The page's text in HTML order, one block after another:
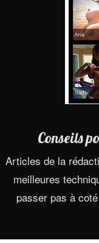
Conseils
Articles de la
meilleures
passer pas à